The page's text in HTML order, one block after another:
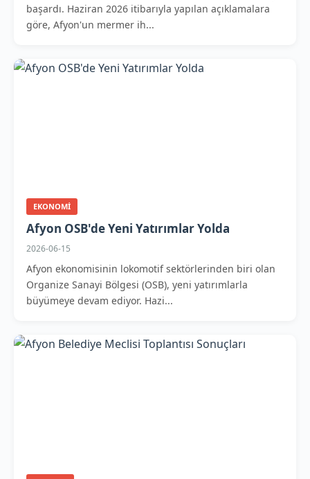
başardı. Haziran 2026 itibarıyla yapılan açıklamalara
göre, Afyon'un mermer ih...
EKONOMI
Afyon OSB'de Yeni Yatırımlar Yolda
2026-06-15
Afyon ekonomisinin lokomotif sektörlerinden biri olan
Organize Sanayi Bölgesi (OSB), yeni yatırımlarla
büyümeye devam ediyor. Hazi...